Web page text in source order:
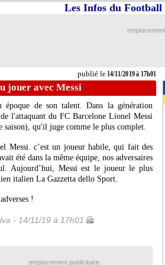
publié le14/11/2019 à 17h01
Les Infos du
jouer avec Messi
de son talent. Dans la génération
l'attaquant du FC Barcelone Lionel Messi
saison), qu'il juge comme le plus complet.
Messi. c’est un joueur habile, qui fait des
été dans la même équipe, nos adversaires
Aujourd’hui, Messi est le joueur le plus
italien La Gazzetta dello Sport.
!
- 14/11/19 à 17h01
emplacement publicitaire